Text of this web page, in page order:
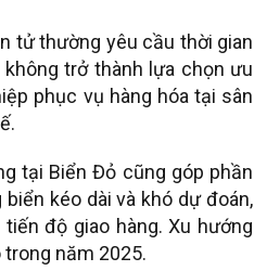
tử thường yêu cầu thời gian
trở thành lựa chọn ưu
phục vụ hàng hóa tại sân
tại Biển Đỏ cũng góp phần
kéo dài và khó dự đoán,
độ giao hàng. Xu hướng
năm 2025.